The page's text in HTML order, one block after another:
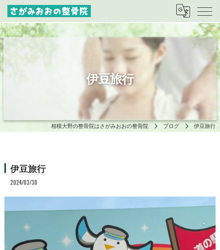
伊豆旅行
相模大野の整骨院はさがみおおの整骨院 ブログ 伊豆旅行
伊豆旅行
2024/03/30